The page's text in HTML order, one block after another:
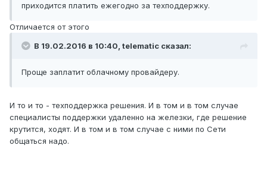
приходится платить ежегодно за техподдержку.
Отличается от этого
В 19.02.2016 в 10:40, telematic сказал:
Проще заплатит облачному провайдеру.
И то и то - техподдержка решения. И в том и в том случае
специалисты поддержки удаленно на железки, где решение
крутится, ходят. И в том и в том случае с ними по Сети
общаться надо.